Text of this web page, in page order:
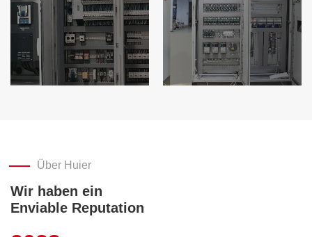
Über Huier
Wir haben ein
Enviable Reputation